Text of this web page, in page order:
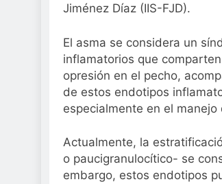
Jiménez Díaz (IIS-FJD).
El asma se considera un
inflamatorios que
opresión en el pecho,
de estos endotipos
especialmente en el manejo
Actualmente, la
o paucigranulocítico- se
embargo, estos endotipos